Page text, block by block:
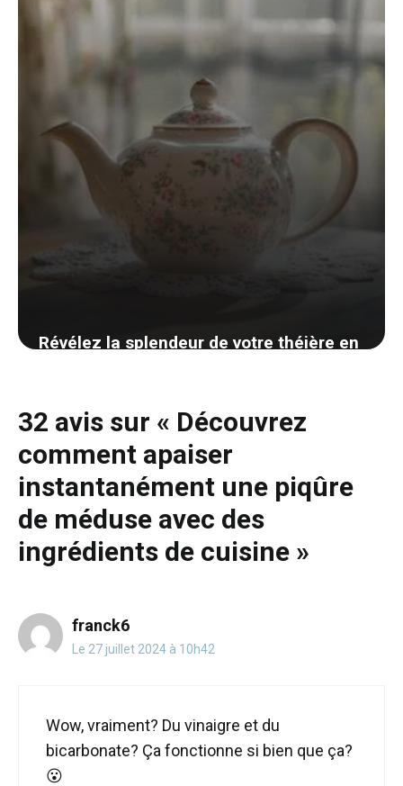
22 août 2024
Révélez la splendeur de votre théière en
22 août 2024
32 avis sur « Découvrez
comment apaiser
instantanément une piqûre
de méduse avec des
ingrédients de cuisine »
franck6
Le 27 juillet 2024 à 10h42
Wow, vraiment? Du vinaigre et du
bicarbonate? Ça fonctionne si bien que ça?
😮